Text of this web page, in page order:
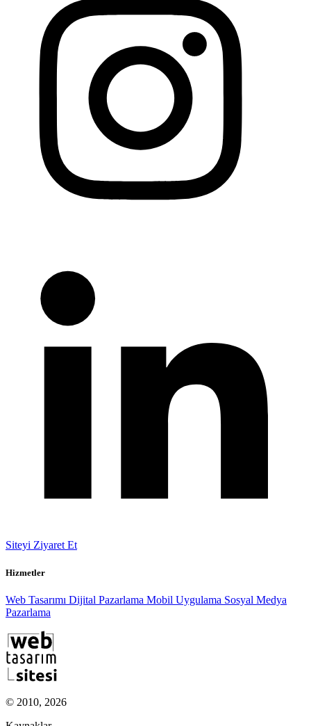
Siteyi Ziyaret Et
Hizmetler
Web Tasarımı Dijital Pazarlama Mobil Uygulama Sosyal Medya
Pazarlama
© 2010, 2026